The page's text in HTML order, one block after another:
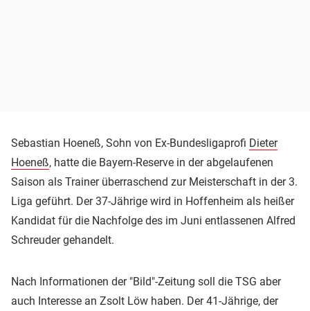
Sebastian Hoeneß, Sohn von Ex-Bundesligaprofi Dieter
Hoeneß, hatte die Bayern-Reserve in der abgelaufenen
Saison als Trainer überraschend zur Meisterschaft in der 3.
Liga geführt. Der 37-Jährige wird in Hoffenheim als heißer
Kandidat für die Nachfolge des im Juni entlassenen Alfred
Schreuder gehandelt.
Nach Informationen der "Bild"-Zeitung soll die TSG aber
auch Interesse an Zsolt Löw haben. Der 41-Jährige, der